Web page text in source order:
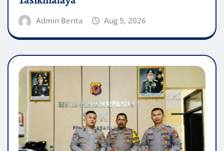
Admin Berita Aug 5, 2026